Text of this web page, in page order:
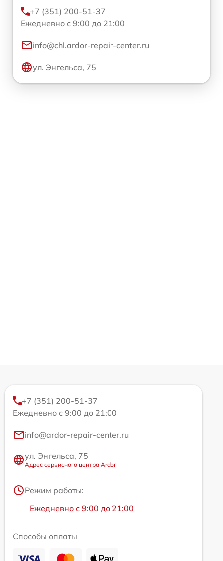
+7 (351) 200-51-37
Ежедневно с 9:00 до 21:00
info@chl.ardor-repair-center.ru
ул. Энгельса, 75
+7 (351) 200-51-37
Ежедневно с 9:00 до 21:00
info@ardor-repair-center.ru
ул. Энгельса, 75
Адрес сервисного центра Ardor
Режим работы:
Ежедневно с 9:00 до 21:00
Способы оплаты